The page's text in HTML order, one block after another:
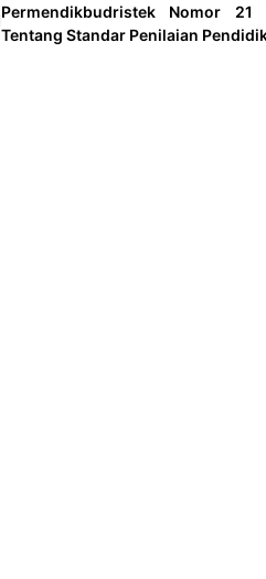
Permendikbudristek Nomor 21
Tentang Standar Penilaian